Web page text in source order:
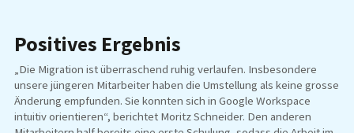
Positives Ergebnis
„Die Migration ist überraschend ruhig verlaufen. Insbesondere
unsere jüngeren Mitarbeiter haben die Umstellung als keine grosse
Änderung empfunden. Sie konnten sich in Google Workspace
intuitiv orientieren“, berichtet Moritz Schneider. Den anderen